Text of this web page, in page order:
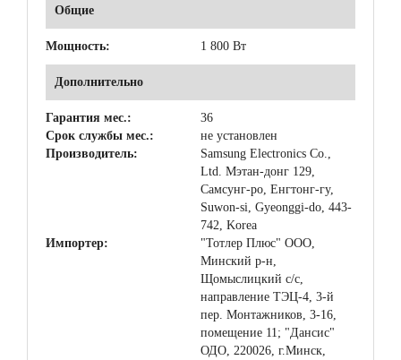
Общие
Мощность: 1 800 Вт
Дополнительно
Гарантия мес.:
36
Срок службы мес.:
не установлен
Производитель:
Samsung Electronics Co.,
Ltd. Мэтан-донг 129,
Самсунг-ро, Енгтонг-гу,
Suwon-si, Gyeonggi-do, 443-
742, Korea
Импортер:
"Тотлер Плюс" ООО,
Минский р-н,
Щомыслицкий с/с,
направление ТЭЦ-4, 3-й
пер. Монтажников, 3-16,
помещение 11; "Дансис"
ОДО, 220026, г.Минск,